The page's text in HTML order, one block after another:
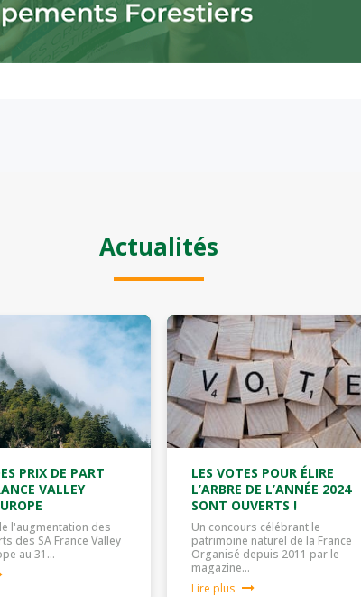
Actualités
PRIX DE PART
VALLEY
l'augmentation des
des SA France Valley
au 31…
LES VOTES POUR ÉLIRE
L’ARBRE DE L’ANNÉE 2024
SONT OUVERTS !
Un concours célébrant le
patrimoine naturel de la France
Organisé depuis 2011 par le
magazine…
Lire plus